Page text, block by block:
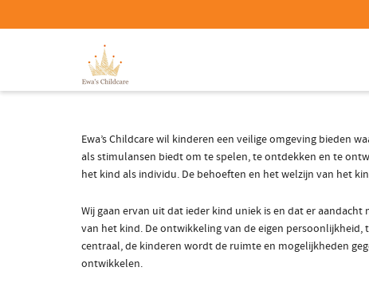
Ewa’s Childcare wil kinderen een veilige omgeving bieden
als stimulansen biedt om te spelen, te ontdekken en te
het kind als individu. De behoeften en het welzijn van het
Wij gaan ervan uit dat ieder kind uniek is en dat er
van het kind. De ontwikkeling van de eigen
centraal, de kinderen wordt de ruimte en mogelijkheden
ontwikkelen.